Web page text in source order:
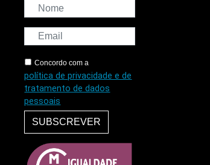
Concordo com a
política de privacidade e de
tratamento de dados
pessoais
SUBSCREVER